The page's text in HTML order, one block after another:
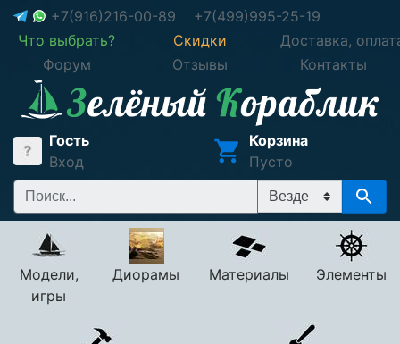
+7(916)216-00-89
+7(499)995-25-19
Что выбрать?
Скидки
Доставка,
Форум
Отзывы Контакты
Гость
Вход
Корзина
Пусто
Модели,
игры
Диорамы Материалы Элементы